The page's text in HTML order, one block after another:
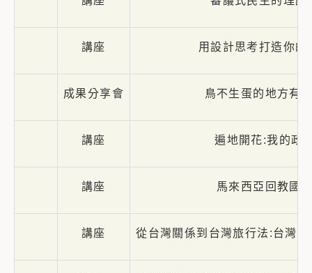
講座 用設計思考打造你的
成果分享會 鳥不生蛋的地方有
講座 遍地開花:我的政
講座 馬來西亞回教國
講座 從台灣關係到台灣旅行法:台灣